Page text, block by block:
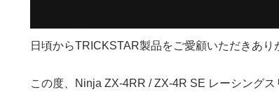
日頃からTRICKSTAR製品をご愛顧いただきあり
この度、 Ninja ZX-4RR / ZX-4R SE レーシング